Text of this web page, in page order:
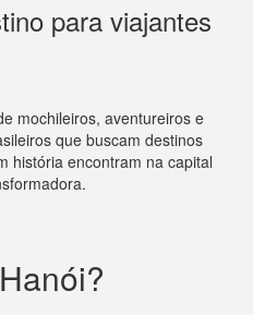
para viajantes
mochileiros, aventureiros e
que buscam destinos
história encontram na capital